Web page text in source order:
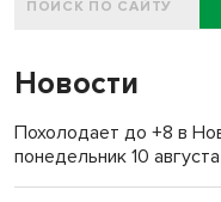
Новости
Похолодает до +8 в
понедельник 10 августа